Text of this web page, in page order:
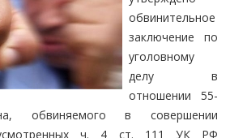
обвинительное
заключение по
уголовному
делу в
отношении 55-
обвиняемого в совершении
ч. 4 ст. 111 УК РФ